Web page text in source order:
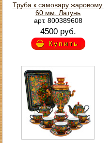
Труба к самовару жаровому.
60 мм. Латунь
арт. 800389608
4500 руб.
Купить